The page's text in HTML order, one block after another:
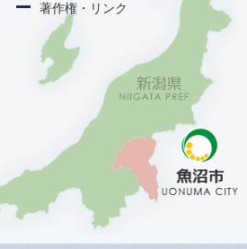
著作権・リンク